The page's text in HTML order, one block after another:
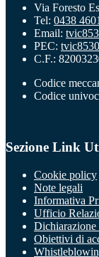
Via Foresto
Tel: 0438
Email:
PEC:
C.F.:
Codice
Codice
Sezione Link
Cookie policy
Note legali
Informativa
Ufficio
Dichiarazione
Obiettivi di